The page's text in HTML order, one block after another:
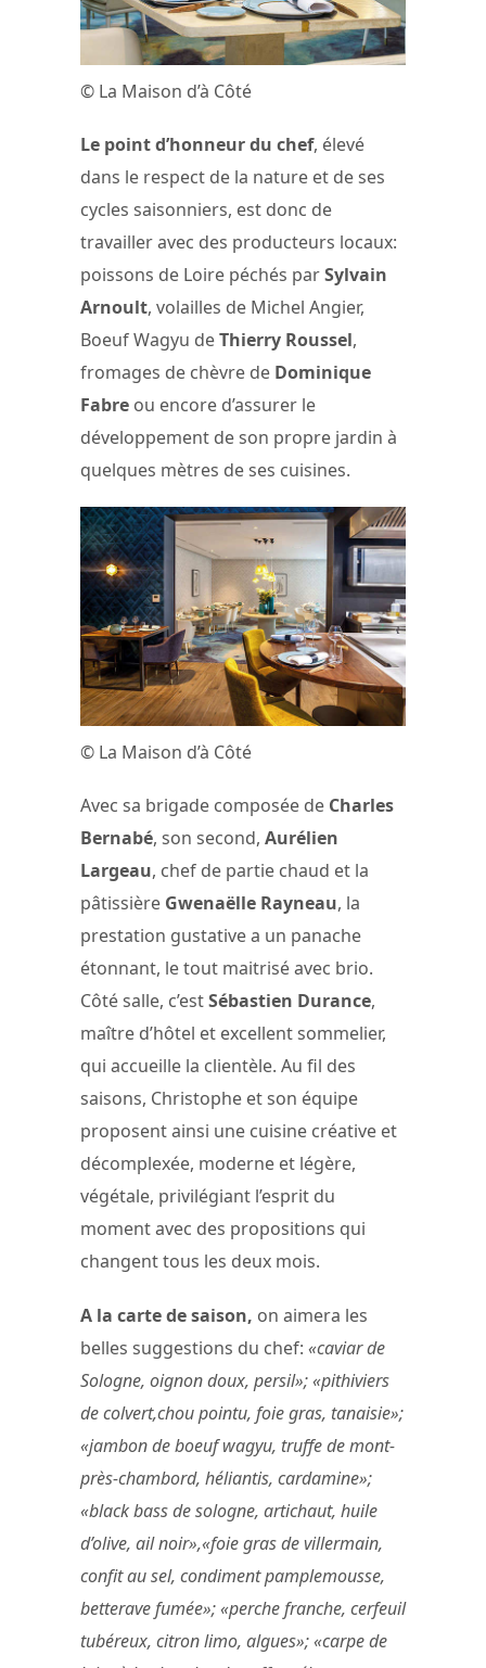
© La Maison d’à Côté
Le point d’honneur du chef, élevé
dans le respect de la nature et de ses
cycles saisonniers, est donc de
travailler avec des producteurs locaux:
poissons de Loire péchés parSylvain
Arnoult, volailles de Michel Angier,
Boeuf Wagyu deThierry Roussel,
fromages de chèvre de Dominique
Fabre ou encore d’assurer le
développement de son propre jardin à
quelques mètres de ses cuisines.
© La Maison d’à Côté
Avec sa brigade composée de Charles
Bernabé, son second, Aurélien
Largeau, chef de partie chaud et la
pâtissière Gwenaëlle Rayneau, la
prestation gustative a un panache
étonnant, le tout maitrisé avec brio.
Côté salle, c’estSébastien Durance,
maître d’hôtel et excellent sommelier,
qui accueille la clientèle. Au fil des
saisons, Christophe et son équipe
proposent ainsi une cuisine créative et
décomplexée, moderne et légère,
végétale, privilégiant l’esprit du
moment avec des propositions qui
changent tous les deux mois.
A la carte de saison, on aimera les
belles suggestions du chef: «caviar de
Sologne, oignon doux, persil»; «pithiviers
de colvert,chou pointu, foie gras, tanaisie»;
«jambon de boeuf wagyu, truffe de mont-
près-chambord, héliantis, cardamine»;
«black bass de sologne, artichaut, huile
d’olive, ail noir»,«foie gras de villermain,
confit au sel, condiment pamplemousse,
betterave fumée»; «perche franche, cerfeuil
tubéreux, citron limo, algues»; «carpe de